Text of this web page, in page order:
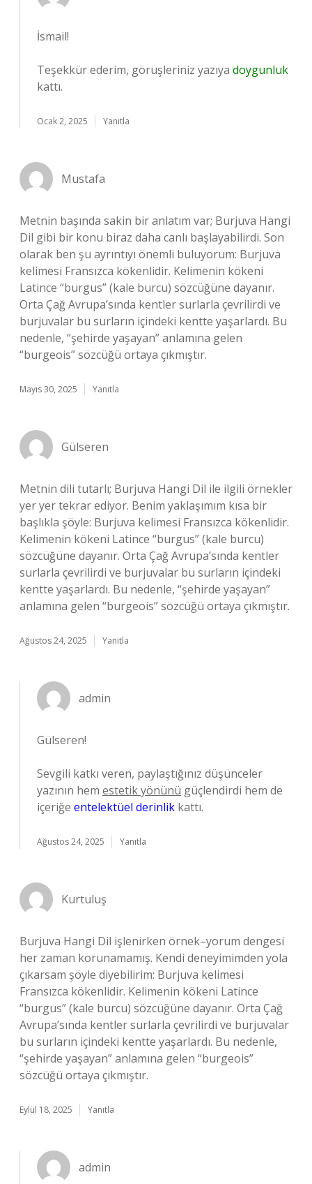
İsmail!
Teşekkür ederim, görüşleriniz yazıya doygunluk
kattı.
Ocak 2, 2025 Yanıtla
Mustafa
Metnin başında sakin bir anlatım var; Burjuva Hangi
Dil gibi bir konu biraz daha canlı başlayabilirdi. Son
olarak ben şu ayrıntıyı önemli buluyorum: Burjuva
kelimesi Fransızca kökenlidir. Kelimenin kökeni
Latince “burgus” (kale burcu) sözcüğüne dayanır.
Orta Çağ Avrupa’sında kentler surlarla çevrilirdi ve
burjuvalar bu surların içindeki kentte yaşarlardı. Bu
nedenle, “şehirde yaşayan” anlamına gelen
“burgeois” sözcüğü ortaya çıkmıştır.
Mayıs 30, 2025 Yanıtla
Gülseren
Metnin dili tutarlı; Burjuva Hangi Dil ile ilgili örnekler
yer yer tekrar ediyor. Benim yaklaşımım kısa bir
başlıkla şöyle: Burjuva kelimesi Fransızca kökenlidir.
Kelimenin kökeni Latince “burgus” (kale burcu)
sözcüğüne dayanır. Orta Çağ Avrupa’sında kentler
surlarla çevrilirdi ve burjuvalar bu surların içindeki
kentte yaşarlardı. Bu nedenle, “şehirde yaşayan”
anlamına gelen “burgeois” sözcüğü ortaya çıkmıştır.
Ağustos 24, 2025 Yanıtla
admin
Gülseren!
Sevgili katkı veren, paylaştığınız düşünceler
yazının hem estetik yönünü güçlendirdi hem de
içeriğe entelektüel derinlik kattı.
Ağustos 24, 2025 Yanıtla
Kurtuluş
Burjuva Hangi Dil işlenirken örnek–yorum dengesi
her zaman korunamamış. Kendi deneyimimden yola
çıkarsam şöyle diyebilirim: Burjuva kelimesi
Fransızca kökenlidir. Kelimenin kökeni Latince
“burgus” (kale burcu) sözcüğüne dayanır. Orta Çağ
Avrupa’sında kentler surlarla çevrilirdi ve burjuvalar
bu surların içindeki kentte yaşarlardı. Bu nedenle,
“şehirde yaşayan” anlamına gelen “burgeois”
sözcüğü ortaya çıkmıştır.
Eylül 18, 2025 Yanıtla
admin